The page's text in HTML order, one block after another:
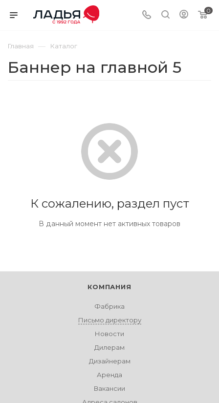
0
Главная — Каталог
Баннер на главной 5
К сожалению, раздел пуст
В данный момент нет активных товаров
КОМПАНИЯ
Фабрика
Письмо директору
Новости
Дилерам
Дизайнерам
Аренда
Вакансии